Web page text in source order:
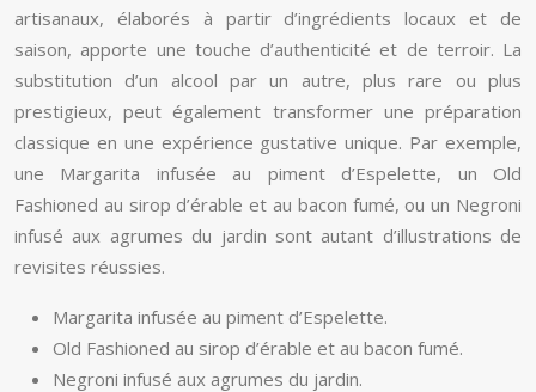
artisanaux, élaborés à partir d’ingrédients locaux et de
saison, apporte une touche d’authenticité et de terroir. La
substitution d’un alcool par un autre, plus rare ou plus
prestigieux, peut également transformer une préparation
classique en une expérience gustative unique. Par exemple,
une Margarita infusée au piment d’Espelette, un Old
Fashioned au sirop d’érable et au bacon fumé, ou un Negroni
infusé aux agrumes du jardin sont autant d’illustrations de
revisites réussies.
Margarita infusée au piment d’Espelette.
Old Fashioned au sirop d’érable et au bacon fumé.
Negroni infusé aux agrumes du jardin.